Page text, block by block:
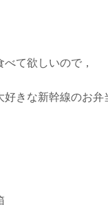
て欲しいので，
好きな新幹線のお